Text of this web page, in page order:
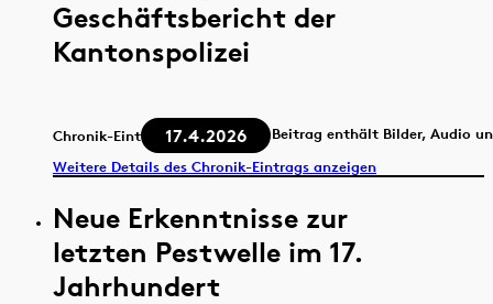
Geschäftsbericht der
Kantonspolizei
Chronik-Eintrag 17.4.2026
Beitrag enthält Bilder, Audio
Weitere Details des Chronik-Eintrags anzeigen
Neue Erkenntnisse zur
letzten Pestwelle im 17.
Jahrhundert